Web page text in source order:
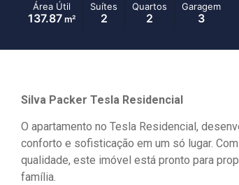
Área Útil
137.87 m²
Suítes
2
Quartos
2
Garagem
3
Silva Packer Tesla Residencial
O apartamento no Tesla Residencial,
conforto e sofisticação em um só lugar.
qualidade, este imóvel está pronto para
família.